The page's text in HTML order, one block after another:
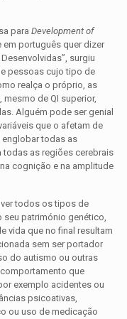
paraDevelopment of
em português quer dizer
surgiu
pessoas cujo tipo de
realça o próprio, as
de QI superior,
Alguém pode ser genial
que o afetam de
englobar todas as
todas as regiões cerebrais
cognição e na amplitude
todos os tipos de
seu património genético,
vida que no final resultam
sem ser portador
do autismo ou outras
que
exemplo acidentes ou
psicoativas,
ou uso de medicação